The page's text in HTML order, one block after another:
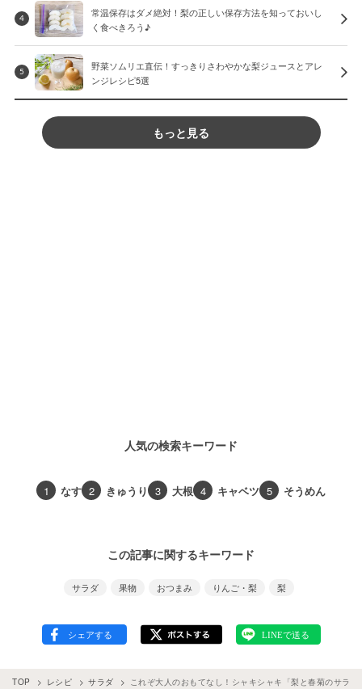
4
常温保存はダメ絶対！梨の正しい保存方法を知っておいし
く食べきろう♪
5
野菜ソムリエ直伝！すっきりさわやかな梨ジュースとアレ
ンジレシピ5選
もっと見る
人気の検索キーワード
1 なす 2 きゅうり 3 大根 4 キャベツ 5 そうめん
この記事に関するキーワード
サラダ 果物 おつまみ りんご・梨 梨
TOP レシピ サラダ これぞ大人のおもてなし！シャキシャキ「梨と春菊のサラダ